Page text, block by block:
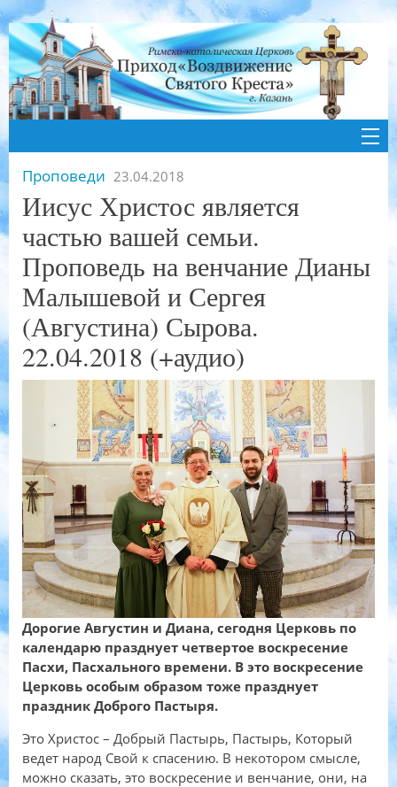
Проповеди 23.04.2018
Иисус Христос является
частью вашей семьи.
Проповедь на венчание Дианы
Малышевой и Сергея
(Августина) Сырова.
22.04.2018 (+аудио)
Дорогие Августин и Диана, сегодня Церковь по
календарю празднует четвертое воскресение
Пасхи, Пасхального времени. В это воскресение
Церковь особым образом тоже празднует
праздник Доброго Пастыря.
Это Христос – Добрый Пастырь, Пастырь, Который
ведет народ Свой к спасению. В некотором смысле,
можно сказать, это воскресение и венчание, они, на